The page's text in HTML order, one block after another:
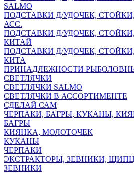
SALMO
ПОДСТАВКИ Д/УДОЧЕК,
АСС.
ПОДСТАВКИ Д/УДОЧЕК,
КИТАЙ
ПОДСТАВКИ Д/УДОЧЕК,
КИТА
ПРИНАДЛЕЖНОСТИ
СВЕТЛЯЧКИ
СВЕТЛЯЧКИ SALMO
СВЕТЛЯЧКИ В АССОРТИМЕНТЕ
СДЕЛАЙ САМ
ЧЕРПАКИ, БАГРЫ, КУКАНЫ,
БАГРЫ
КИЯНКА, МОЛОТОЧЕК
КУКАНЫ
ЧЕРПАКИ
ЭКСТРАКТОРЫ, ЗЕВНИКИ,
ЗЕВНИКИ